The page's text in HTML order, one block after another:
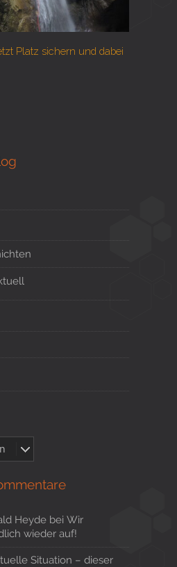
Platz sichern und dabei
Heydebei Wir
wieder auf!
Situation – dieser